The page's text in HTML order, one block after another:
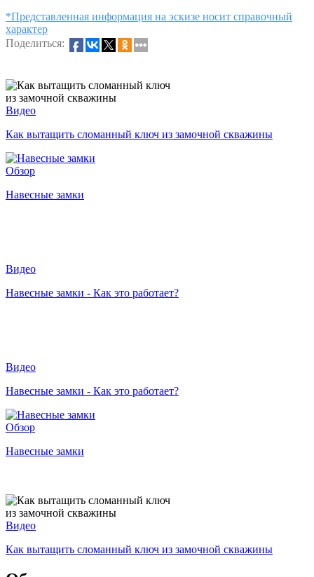
*Представленная информация на эскизе носит справочный
характер
Поделиться:
Видео
Как вытащить сломанный ключ из замочной скважины
Обзор
Навесные замки
Видео
Навесные замки - Как это работает?
Видео
Навесные замки - Как это работает?
Обзор
Навесные замки
Видео
Как вытащить сломанный ключ из замочной скважины